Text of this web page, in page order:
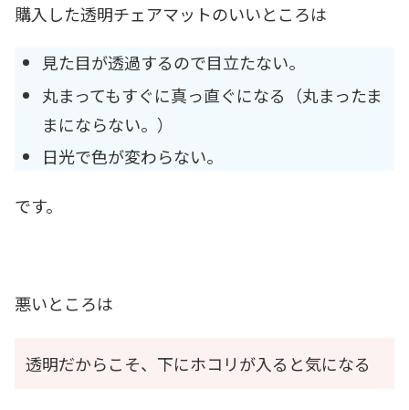
購入した透明チェアマットのいいところは
見た目が透過するので目立たない。
丸まってもすぐに真っ直ぐになる（丸まったま
まにならない。）
日光で色が変わらない。
です。
悪いところは
透明だからこそ、下にホコリが入ると気になる